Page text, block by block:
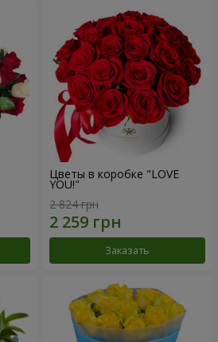
Цветы в коробке "LOVE
YOU!"
2 824 грн
Заказать